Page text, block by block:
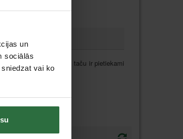
un
sociālās
vai ko
profils atvieglo piekļuvi, taču ir pietiekami